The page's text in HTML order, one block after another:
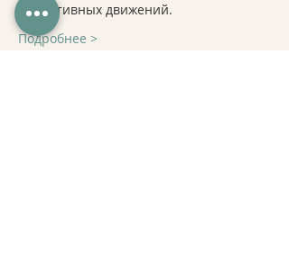
эффективных движений.
Подробнее >